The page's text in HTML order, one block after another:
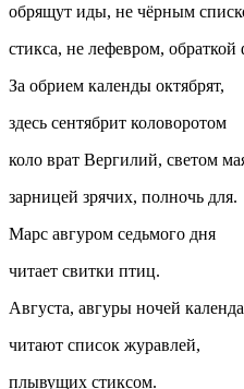
обрящут иды, не чёрным
стикса, не лефевром, обраткой
За обрием календы октябрят,
здесь сентябрит коловоротом
коло врат Вергилий, светом
зарницей зрячих, полночь для.
Марс авгуром седьмого дня
читает свитки птиц.
Августа, авгуры ночей
читают список журавлей,
плывущих стиксом.